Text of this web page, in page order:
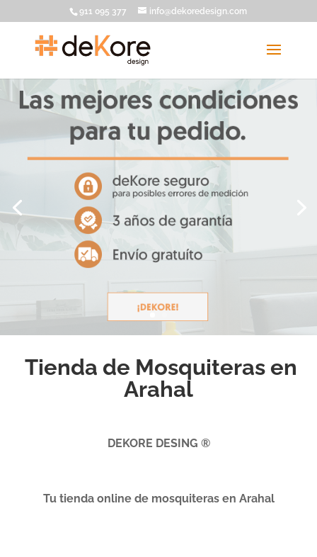
911 095 377 info@dekoredesign.com
Tienda de Mosquiteras en
Arahal
DEKORE DESING ®
Tu tienda online de mosquiteras en Arahal